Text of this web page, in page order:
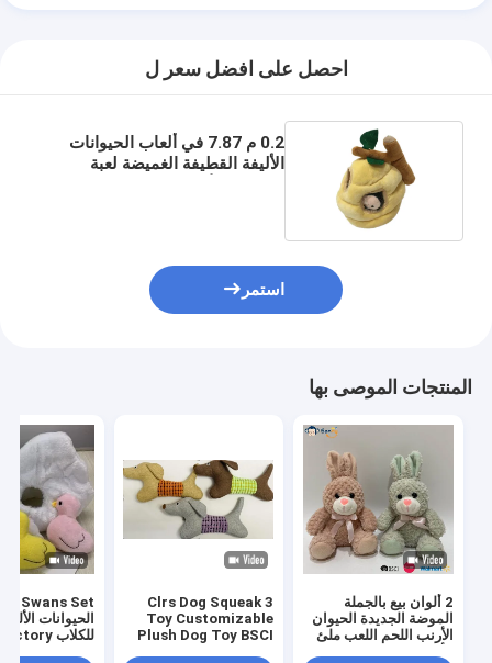
احصل على افضل سعر ل
0.2 م 7.87 في ألعاب الحيوانات
الأليفة القطيفة الغميضة لعبة
استمر
المنتجات الموصى بها
2 ألوان بيع بالجملة
الموضة الجديدة الحيوان
الأرنب اللحم اللعب ملئ
3 Clrs Dog Squeak
Toy Customizable
Plush Dog Toy BSCI
الحيوانات
للكلاب BSCI Factory